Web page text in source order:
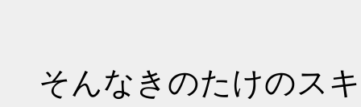
そんなきのたけのス